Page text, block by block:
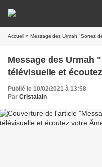
Accueil » Message des Urmah "Sortez de la
Message des Urmah
télévisuelle et
Publié le 10/02/2021 à 13:58
Par Cristalain